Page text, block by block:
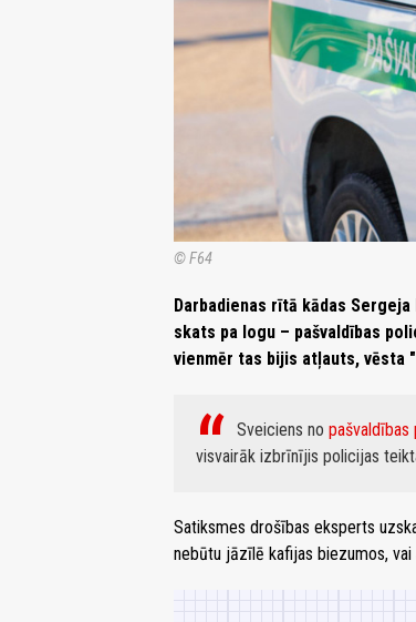
© F64
Darbadienas rītā kādas
skats pa logu – pašvaldības
vienmēr tas bijis atļauts, vēsta
Sveiciens no pašvaldības
visvairāk izbrīnījis policijas
Satiksmes drošības eksperts
nebūtu jāzīlē kafijas biezumos,